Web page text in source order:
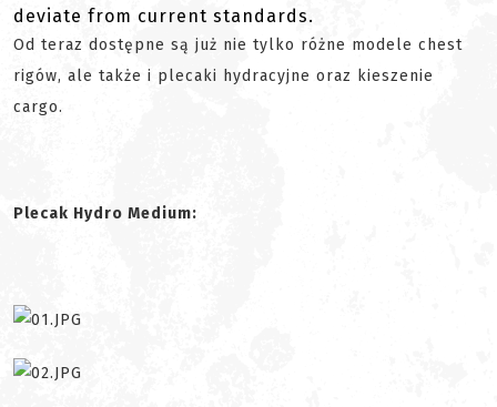
deviate from current standards.
Od teraz dostępne są już nie tylko różne modele chest
rigów, ale także i plecaki hydracyjne oraz kieszenie
cargo.
Plecak Hydro Medium: